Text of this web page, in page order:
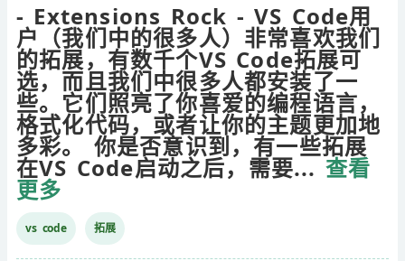
- Extensions Rock - VS Code用
户（我们中的很多人）非常喜欢我们
的拓展，有数千个VS Code拓展可
选，而且我们中很多人都安装了一
些。它们照亮了你喜爱的编程语言，
格式化代码，或者让你的主题更加地
多彩。 你是否意识到，有一些拓展
在VS Code启动之后，需要... 查看
更多
vs code 拓展